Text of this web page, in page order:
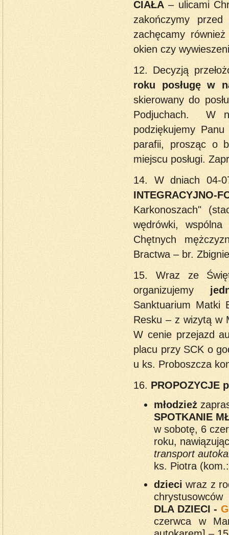
CIAŁA – ulicami
zakończymy
zachęcamy
okien czy
12. Decyzją
roku posługę w
skierowany do
Podjuchach. W
podziękujemy
parafii, prosząc o
miejscu posługi.
14. W dniach 04-
INTEGRACYJNO-
Karkonoszach"
wędrówki,
Chętnych
Bractwa – br.
15. Wraz ze
organizujemy
Sanktuarium Matki
Resku – z wizytą w
W cenie przejazd
placu przy SCK o
u ks. Proboszcza
16. PROPOZYCJE
młodzież
SPOTKANIE
w sobotę, 6
roku,
transport
ks. Piotra
dzieci wraz z
DLA DZIECI -
czerwca w